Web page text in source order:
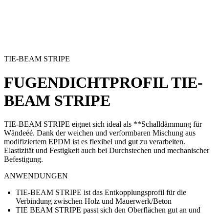
TIE-BEAM STRIPE
FUGENDICHTPROFILTIE-
BEAM STRIPE
TIE-BEAM STRIPE eignet sich ideal als **Schalldämmung für
Wändeéé. Dank der weichen und verformbaren Mischung aus
modifiziertem EPDM ist es flexibel und gut zu verarbeiten.
Elastizität und Festigkeit auch bei Durchstechen und mechanischer
Befestigung.
ANWENDUNGEN
TIE-BEAM STRIPE ist das Entkopplungsprofil für die
Verbindung zwischen Holz und Mauerwerk/Beton
TIE BEAM STRIPE passt sich den Oberflächen gut an und